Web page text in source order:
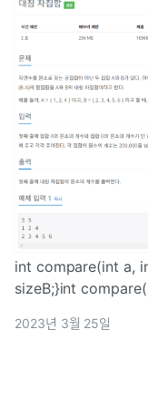
int compare(int a,
sizeB;}int
2023년 3월 25일